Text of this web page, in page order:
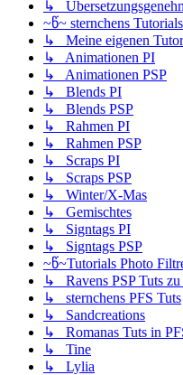
↳
~წ~ sternchens
↳ Meine eigenen
↳ Animationen PI
↳ Animationen PSP
↳ Blends PI
↳ Blends PSP
↳ Rahmen PI
↳ Rahmen PSP
↳ Scraps PI
↳ Scraps PSP
↳ Winter/X-Mas
↳ Gemischtes
↳ Signtags PI
↳ Signtags PSP
~წ~Tutorials Photo
↳ Ravens PSP Tuts zu
↳ sternchens PFS Tuts
↳ Sandcreations
↳ Romanas Tuts in
↳ Tine
↳ Lylia